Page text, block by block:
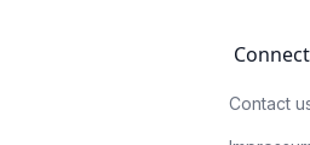
Connect
Contact